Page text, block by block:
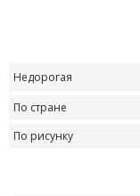
Недорогая
По стране
По рисунку